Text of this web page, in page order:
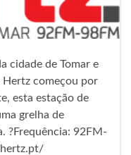
cidade de Tomar e
Hertz começou por
esta estação de
grelha de
?Frequência: 92FM-